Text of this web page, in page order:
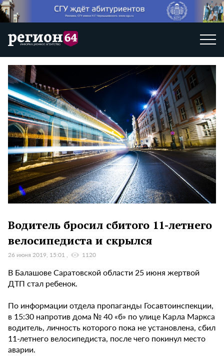
Водитель бросил сбитого 11-летнего
велосипедиста и скрылся
26 июня 2019, 15:01 1120
В Балашове Саратовской области 25 июня жертвой
ДТП стал ребенок.
По информации отдела пропаганды Госавтоинспекции,
в 15:30 напротив дома № 40 «б» по улице Карла Маркса
водитель, личность которого пока не установлена, сбил
11-летнего велосипедиста, после чего покинул место
аварии.